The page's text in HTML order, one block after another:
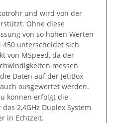
und wird von der
Ohne diese
von so hohen Werten
450 unterscheidet sich
von MSpeed, da der
messen
Daten auf der JetiBox
ausgewertet werden.
können erfolgt die
2,4GHz Duplex System
in Echtzeit.